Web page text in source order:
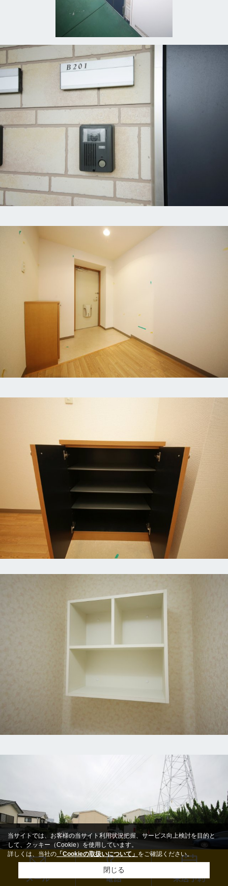
メール 電話 来店予約
当サイトでは、お客様の当サイト利用状況把握、サービス向上検討を目的と
して、クッキー（Cookie）を使用しています。
詳しくは、当社の 「Cookieの取扱いについて」 をご確認ください。
閉じる